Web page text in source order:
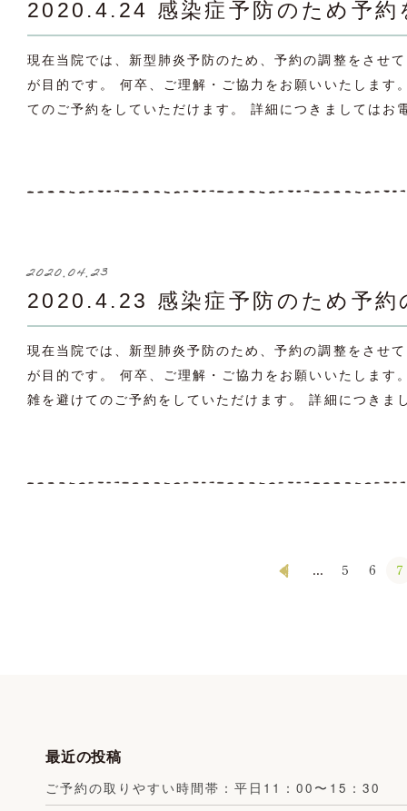
2020.4.24 感染症予防のため予
現在当院では、新型肺炎予防のため、予約の調整をさせ
が目的です。 何卒、ご理解・ご協力をお願いいたしま
てのご予約をしていただけます。 詳細につきましてはお
2020.04.23
2020.4.23 感染症予防のため予
現在当院では、新型肺炎予防のため、予約の調整をさせ
が目的です。 何卒、ご理解・ご協力をお願いいたしま
雑を避けてのご予約をしていただけます。 詳細につきま
5 6 7
最近の投稿
ご予約の取りやすい時間帯：平日11：00〜15：30